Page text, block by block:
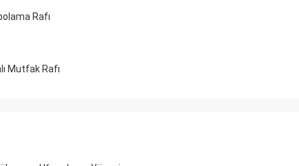
Rafı
Mutfak Rafı